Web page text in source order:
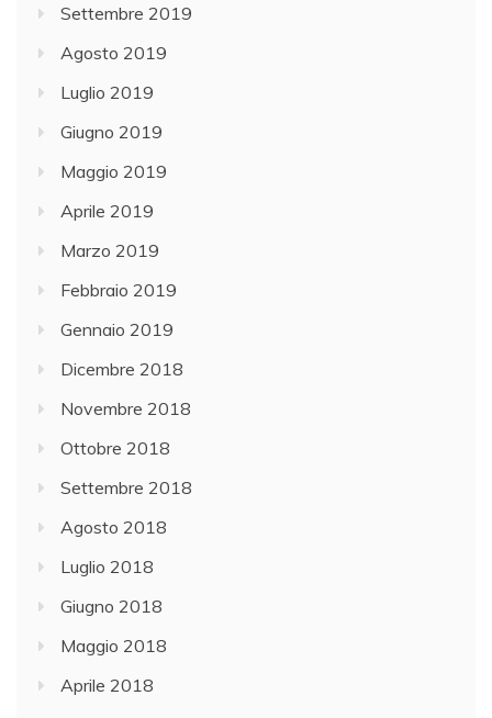
Settembre 2019
Agosto 2019
Luglio 2019
Giugno 2019
Maggio 2019
Aprile 2019
Marzo 2019
Febbraio 2019
Gennaio 2019
Dicembre 2018
Novembre 2018
Ottobre 2018
Settembre 2018
Agosto 2018
Luglio 2018
Giugno 2018
Maggio 2018
Aprile 2018